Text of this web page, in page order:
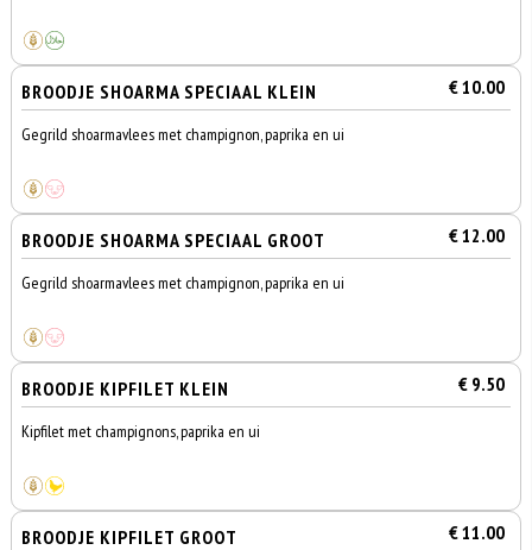
BROODJE SHOARMA SPECIAAL KLEIN € 10.00
Gegrild shoarmavlees met champignon, paprika en ui
BROODJE SHOARMA SPECIAAL GROOT € 12.00
Gegrild shoarmavlees met champignon, paprika en ui
BROODJE KIPFILET KLEIN € 9.50
Kipfilet met champignons, paprika en ui
BROODJE KIPFILET GROOT € 11.00